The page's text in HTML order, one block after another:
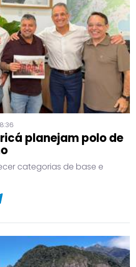
planejam polo de
categorias de base e